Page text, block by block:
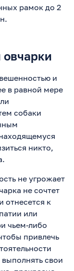
рамок до 2
овчарки
и
в равной мере
собаки
никто,
не угрожает
не сочтет
к
или
чьем-либо
привлечь
свои